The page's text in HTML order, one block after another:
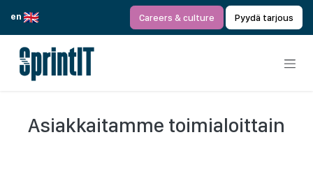
en
Careers & culture Pyydä tarjous
Asiakkaitamme toimialoittain